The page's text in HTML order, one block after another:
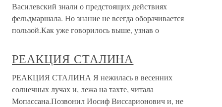
Василевский знали о предстоящих действиях
фельдмаршала. Но знание не всегда оборачивается
пользой.Как уже говорилось выше, узнав о
РЕАКЦИЯ СТАЛИНА
РЕАКЦИЯ СТАЛИНА Я нежилась в весенних
солнечных лучах и, лежа на тахте, читала
Мопассана.Позвонил Иосиф Виссарионович и, не